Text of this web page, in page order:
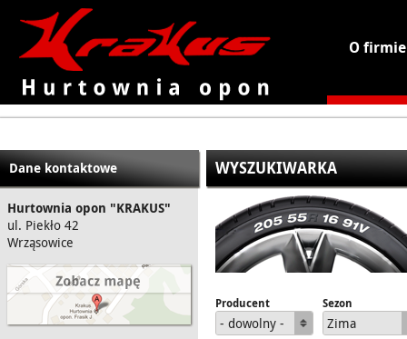
KRAKUS - hurtownia opon
O firmie
Dane kontaktowe
Hurtownia opon "KRAKUS"
ul. Piekło 42
Wrząsowice
WYSZUKIWARKA
Producent
- dowolny -
Sezon
Zima